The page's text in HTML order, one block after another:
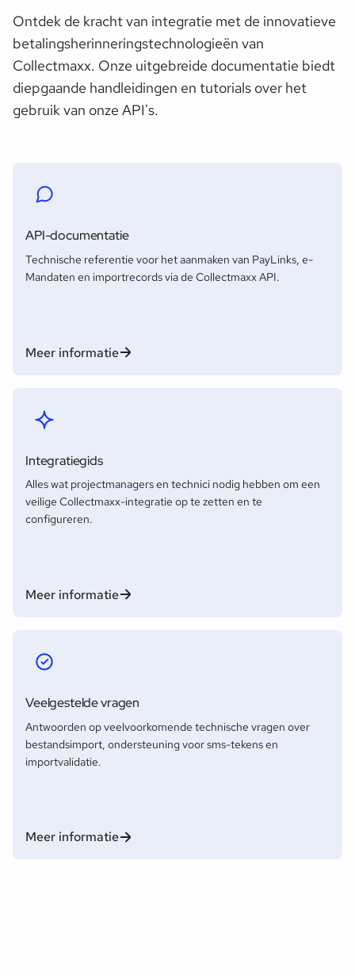
Ontdek de kracht van integratie met de innovatieve
betalingsherinneringstechnologieën van
Collectmaxx. Onze uitgebreide documentatie biedt
diepgaande handleidingen en tutorials over het
gebruik van onze API's.
API-documentatie
Technische referentie voor het aanmaken van PayLinks, e-
Mandaten en importrecords via de Collectmaxx API.
Meer informatie
Integratiegids
Alles wat projectmanagers en technici nodig hebben om een
veilige Collectmaxx-integratie op te zetten en te
configureren.
Meer informatie
Veelgestelde vragen
Antwoorden op veelvoorkomende technische vragen over
bestandsimport, ondersteuning voor sms-tekens en
importvalidatie.
Meer informatie